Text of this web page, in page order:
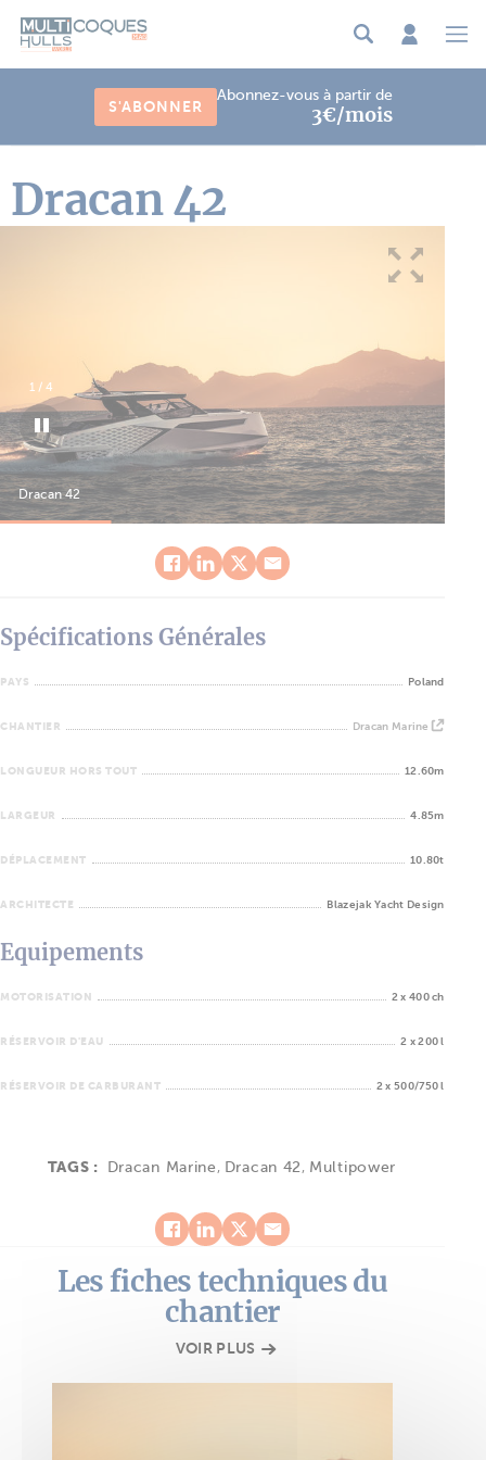
S'ABONNER
Abonnez-vous à partir de
3€/mois
Dracan 42
Dracan 42
1 / 4
Spécifications Générales
PAYS Poland
CHANTIER Dracan Marine
LONGUEUR HORS TOUT 12.60m
LARGEUR 4.85m
DÉPLACEMENT 10.80t
ARCHITECTE Blazejak Yacht Design
Equipements
MOTORISATION 2 x 400 ch
RÉSERVOIR D'EAU 2 x 200 l
RÉSERVOIR DE CARBURANT 2 x 500/750 l
TAGS : Dracan Marine , Dracan 42 , Multipower
Les fiches techniques du
chantier
VOIR PLUS